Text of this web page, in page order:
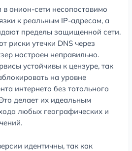
онион-сети несопоставимо
к реальным IP-адресам, а
пределы защищенной сети.
риски утечки DNS через
настроен неправильно.
устойчивы к цензуре, так
на уровне
интернета без тотального
делает их идеальным
любых географических и
идентичны, так как